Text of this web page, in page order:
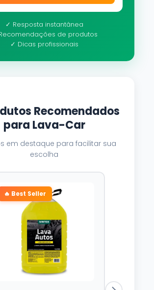
✓ Resposta instantânea
de produtos
✓ Dicas profissionais
Recomendados
para Lava-Car
em destaque para facilitar sua
escolha
🔥 Best Seller